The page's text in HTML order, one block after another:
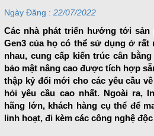
Ngày Đăng : 22/07/2022
Các nhà phát triển hướng tới sản
Gen3 của họ có thể sử dụng ở rất
nhau, cung cấp kiến trúc cân
bảo mật nâng cao được tích hợp
thập kỷ đổi mới cho các yêu cầu
hỏi yêu cầu cao nhất. Ngoài ra,
hãng lớn, khách hàng cụ thể để
linh hoạt, đi kèm các công nghệ